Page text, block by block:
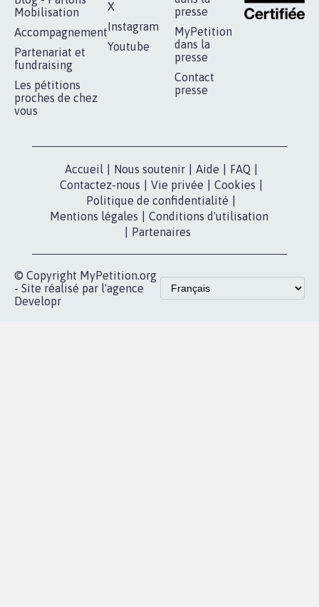
Mobilisation
Accompagnement
Partenariat et
fundraising
Les pétitions
proches de chez
vous
X
Instagram
Youtube
presse
MyPetition
dans la
presse
Contact
presse
Accueil Nous soutenir Aide FAQ
Contactez-nous
Vie privée Cookies
Politique de confidentialité
Mentions légales
Conditions d'utilisation
Partenaires
© Copyright MyPetition.org
- Site réalisé par l'agence
Developr